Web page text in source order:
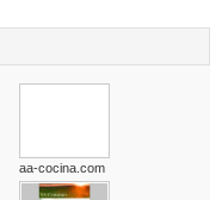
aa-cocina.com